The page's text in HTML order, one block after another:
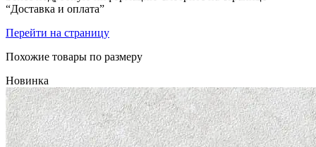
“Доставка и оплата”
Перейти на страницу
Похожие товары по размеру
Новинка